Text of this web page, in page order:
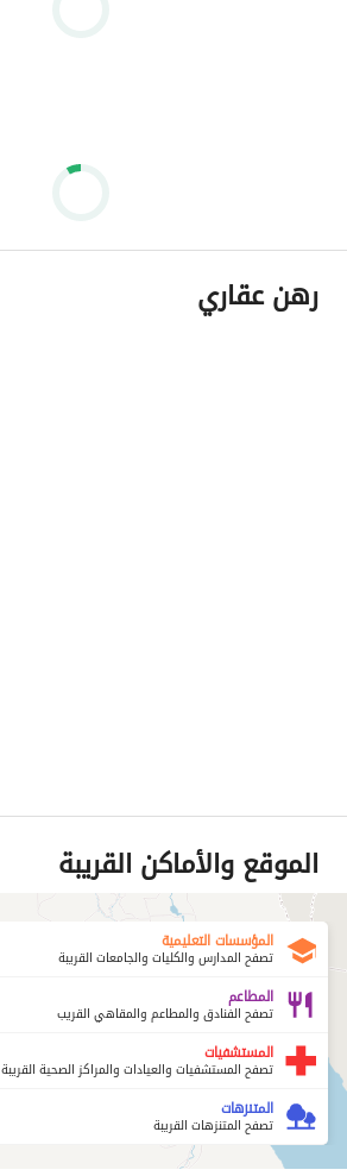
رهن عقاري
الموقع والأماكن القريبة
المؤسسات التعليمية
تصفح المدارس والكليات والجامعات القريبة
المطاعم
تصفح الفنادق والمطاعم والمقاهي القريب
المستشفيات
تصفح المستشفيات والعيادات والمراكز الصحية القريبة
المتنزهات
تصفح المتنزهات القريبة